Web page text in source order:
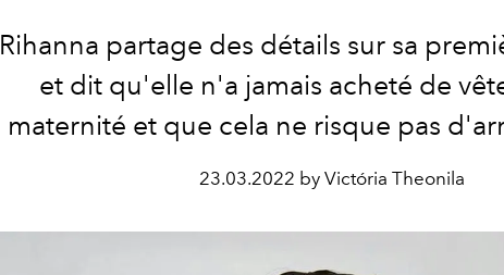
Rihanna partage des détails sur sa
et dit qu'elle n'a jamais acheté de
maternité et que cela ne risque pas
23.03.2022 by Victória Theonila